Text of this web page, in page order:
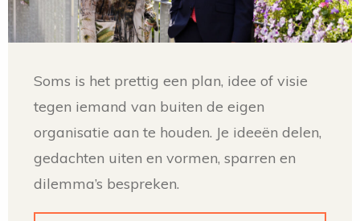
Soms is het prettig een plan, idee of visie
tegen iemand van buiten de eigen
organisatie aan te houden. Je ideeën delen,
gedachten uiten en vormen, sparren en
dilemma’s bespreken.